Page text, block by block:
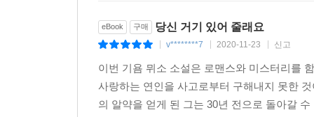
eBook 구매 당신 거기 있어 줄래요
v********7 2020-11-23 신고
이번 기욤 뮈소 소설은 로맨스와 미스터리를
사랑하는 연인을 사고로부터 구해내지 못한
의 알약을 얻게 된 그는 30년 전으로 돌아갈